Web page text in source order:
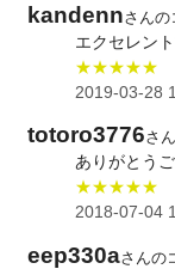
kandennさんの
エクセレン
★★★★★
2019-03-28
totoro3776さ
ありがとう
★★★★★
2018-07-04
eep330aさんの